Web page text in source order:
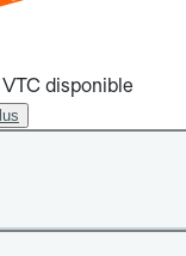
disponible